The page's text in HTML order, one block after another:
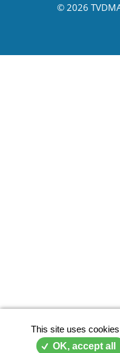
© 2026
This site uses
OK, accept all